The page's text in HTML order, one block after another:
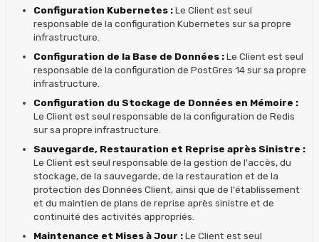
Configuration Kubernetes :Le Client est seul
responsable de la configuration Kubernetes sur sa propre
infrastructure.
Configuration de la Base de Données :Le Client est seul
responsable de la configuration de PostGres 14 sur sa propre
infrastructure.
Configuration du Stockage de Données en Mémoire :
Le Client est seul responsable de la configuration de Redis
sur sa propre infrastructure.
Sauvegarde, Restauration et Reprise après Sinistre :
Le Client est seul responsable de la gestion de l'accès, du
stockage, de la sauvegarde, de la restauration et de la
protection des Données Client, ainsi que de l'établissement
et du maintien de plans de reprise après sinistre et de
continuité des activités appropriés.
Maintenance et Mises à Jour :Le Client est seul